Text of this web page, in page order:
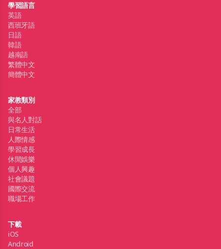
學習語言
英語
西班牙語
日語
韓語
越南語
繁體中文
簡體中文
家教類別
全部
與名人對話
日常生活
人際情感
學習成長
休閒娛樂
個人興趣
社會議題
國際交流
職場工作
下載
iOS
Android